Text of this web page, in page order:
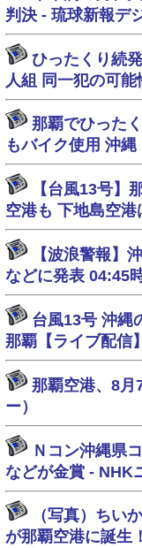
判決 - 琉球新報デ
ひったくり続
人組 同一犯の可
那覇でひった
もバイク使用 沖
【台風13号】
空港も 下地島空
【波浪警報】
などに発表 04:45
台風13号 沖縄
那覇【ライブ配信
那覇空港、8月
ー）
Ｎコン沖縄県
などが金賞 - NHK
（写真）ちい
が那覇空港に誕生